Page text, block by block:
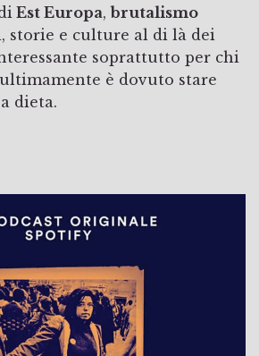
Est Europa,brutalismo
storie e culture al di là dei
soprattutto per chi
è dovuto stare
dieta.